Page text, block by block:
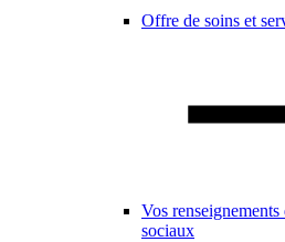
Offre de soins et
Vos renseignements
sociaux